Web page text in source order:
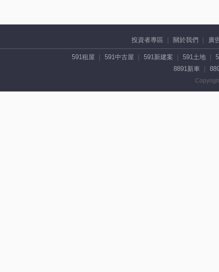
投資者專區 關於我們 廣
591租屋 591中古屋 591新建案 591土地
8891新車